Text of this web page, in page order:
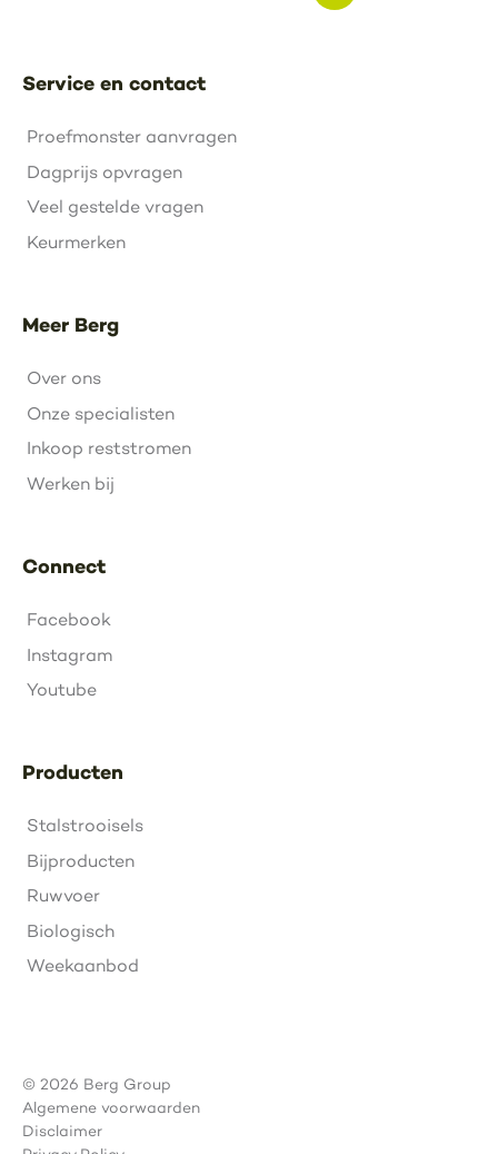
Service en contact
Proefmonster aanvragen
Dagprijs opvragen
Veel gestelde vragen
Keurmerken
Meer Berg
Over ons
Onze specialisten
Inkoop reststromen
Werken bij
Connect
Facebook
Instagram
Youtube
Producten
Stalstrooisels
Bijproducten
Ruwvoer
Biologisch
Weekaanbod
© 2026 Berg Group
Algemene voorwaarden
Disclaimer